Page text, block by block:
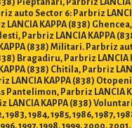
auto Sector 6: Parbriz
LANCIA KAPPA (838)
Parbriz LANCIA KAPPA
(838) Militari. Parbriz
Bragadiru, Parbriz LANCIA
(838) Chitila, Parbriz
LANCIA KAPPA (838)
Pantelimon, Parbriz LANCIA
LANCIA KAPPA (838)
1984, 1985, 1986, 1987,
1997, 1998, 1999, 2000,